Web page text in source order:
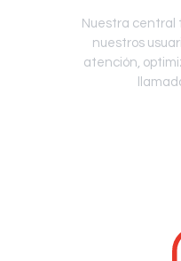
Nuestra central
nuestros
atención,